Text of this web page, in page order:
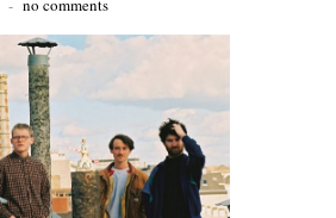
- no comments